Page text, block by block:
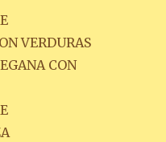
VERDURAS
CON